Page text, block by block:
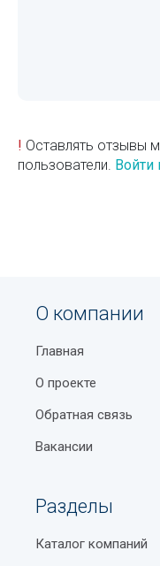
! Оставлять отзывы
пользователи. Войти
О компании
Главная
О проекте
Обратная связь
Вакансии
Разделы
Каталог компаний